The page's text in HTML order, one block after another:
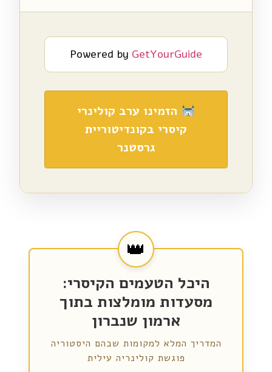
Powered by GetYourGuide
הזמינו ערב קולינרי
קיסרי בקונדיטוריית
גרסטנר
היכל הטעמים הקיסרי:
מסעדות מומלצות בתוך
ארמון שנברון
המדריך המלא למקומות שבהם היסטוריה
פוגשת קולינריה עילית